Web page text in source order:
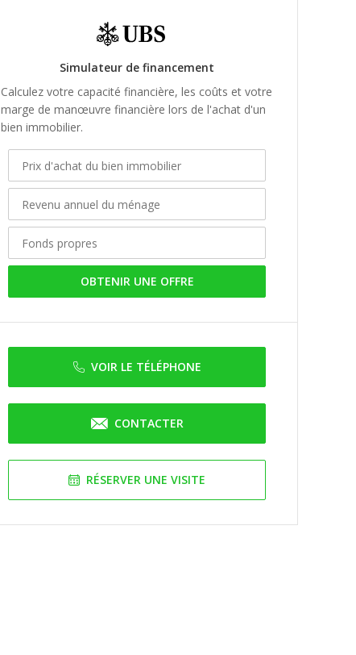
Simulateur de financement
Calculez votre capacité financière, les coûts et votre
marge de manœuvre financière lors de l'achat d'un
bien immobilier.
OBTENIR UNE OFFRE
VOIR LE TÉLÉPHONE
CONTACTER
RÉSERVER UNE VISITE